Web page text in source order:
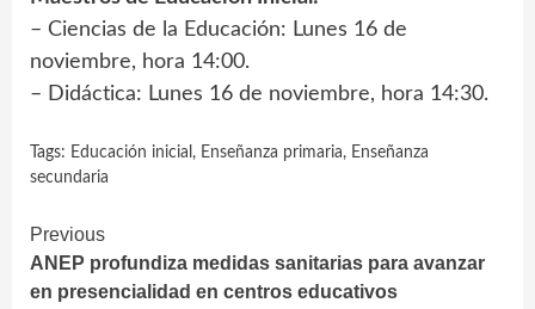
– Ciencias de la Educación: Lunes 16 de
noviembre, hora 14:00.
– Didáctica: Lunes 16 de noviembre, hora 14:30.
Tags: Educación inicial , Enseñanza primaria, Enseñanza
secundaria
Continue
Reading
Previous
ANEP profundiza medidas sanitarias para avanzar
en presencialidad en centros educativos